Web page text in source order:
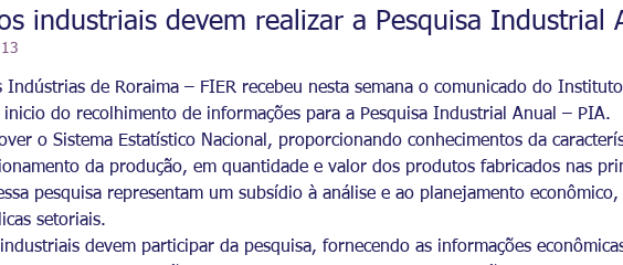
industriais devem realizar a Pesquisa Industrial
Indústrias de Roraima – FIER recebeu nesta semana o comunicado do
do recolhimento de informações para a Pesquisa Industrial Anual – PIA.
o Sistema Estatístico Nacional, proporcionando conhecimentos da
da produção, em quantidade e valor dos produtos fabricados nas
pesquisa representam um subsídio à análise e ao planejamento
setoriais.
devem participar da pesquisa, fornecendo as informações